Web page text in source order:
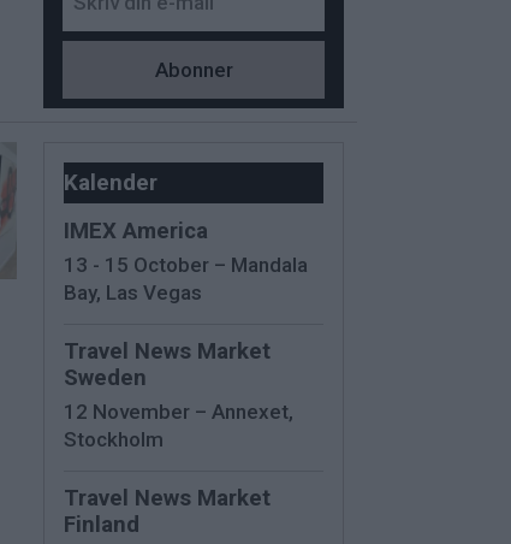
Kalender
IMEX America
13 - 15 October – Mandala
Bay, Las Vegas
Travel News Market
Sweden
12 November – Annexet,
Stockholm
Travel News Market
Finland